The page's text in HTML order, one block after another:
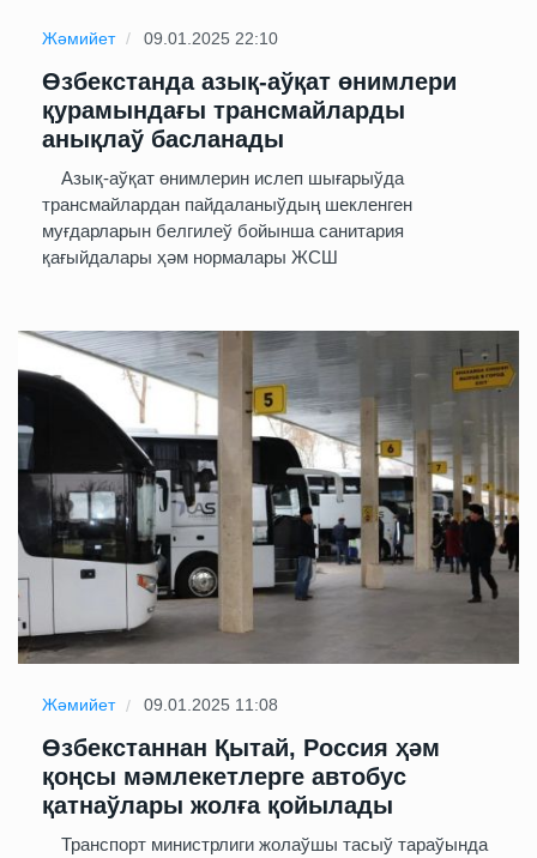
Жәмийет 09.01.2025 22:10
Өзбекстанда азық-аўқат өнимлери
қурамындағы трансмайларды
анықлаў басланады
Азық-аўқат өнимлерин ислеп шығарыўда
трансмайлардан пайдаланыўдың шекленген
муғдарларын белгилеў бойынша санитария
қағыйдалары ҳәм нормалары ЖСШ
Жәмийет 09.01.2025 11:08
Өзбекстаннан Қытай, Россия ҳәм
қоңсы мәмлекетлерге автобус
қатнаўлары жолға қойылады
Транспорт министрлиги жолаўшы тасыў тараўында